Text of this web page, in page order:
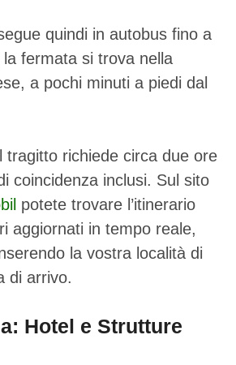
quindi in autobus fino a
la fermata si trova nella
a pochi minuti a piedi dal
tragitto richiede circa due ore
coincidenza inclusi. Sul sito
potete trovare l’itinerario
aggiornati in tempo reale,
la vostra località di
di arrivo.
Hotel e Strutture